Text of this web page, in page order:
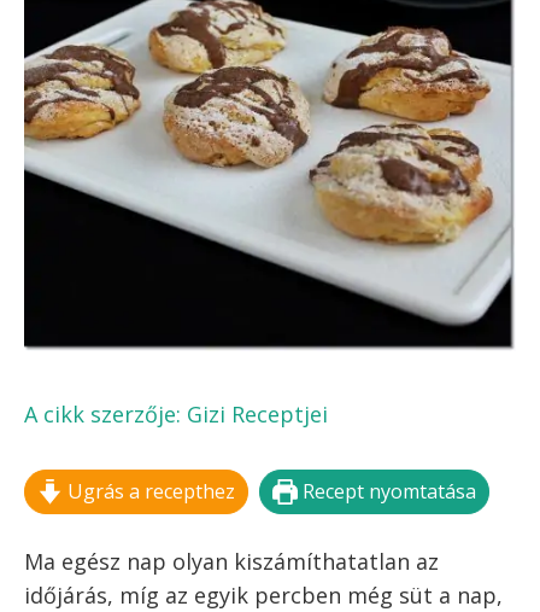
A cikk szerzője: Gizi Receptjei
Ugrás a recepthez Recept nyomtatása
Ma egész nap olyan kiszámíthatatlan az
időjárás, míg az egyik percben még süt a nap,